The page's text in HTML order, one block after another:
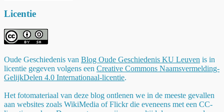
Licentie
Oude Geschiedenis van Blog Oude Geschiedenis KU Leuven is in
licentie gegeven volgens een Creative Commons Naamsvermelding-
GelijkDelen 4.0 Internationaal-licentie.
Het fotomateriaal van deze blog ontlenen we in de meeste gevallen
aan websites zoals WikiMedia of Flickr die eveneens met een CC-